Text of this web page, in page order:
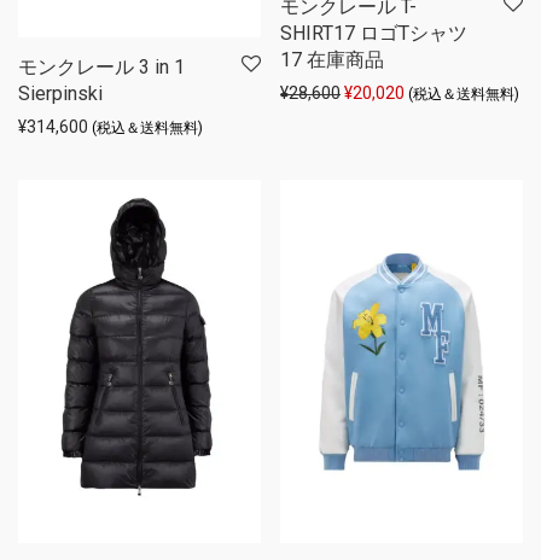
モンクレール 3 in 1
Sierpinski
¥314,600 (税込＆送料無料)
モンクレール T-
SHIRT17 ロゴTシャツ
17 在庫商品
¥28,600元の価格は ¥28,600 でし
¥20,020 現在の価格は
(税込＆送料無料)